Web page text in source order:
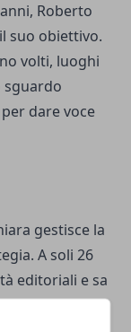
Roberto
suo obiettivo.
volti, luoghi
sguardo
dare voce
gestisce la
A soli 26
editoriali e sa
Ama